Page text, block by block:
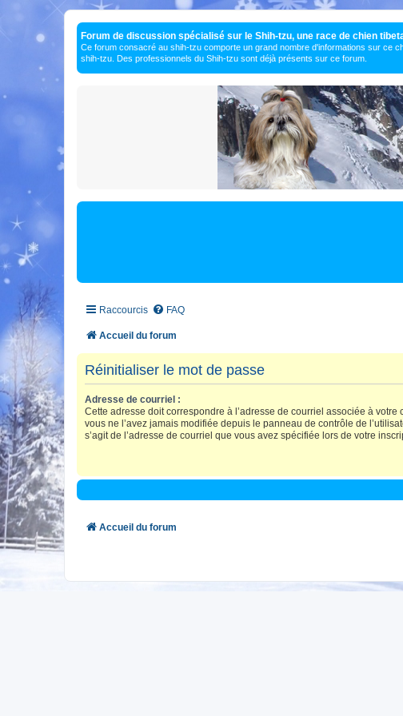
Forum de discussion spécialisé sur le Shih-tzu, une race de chien
Ce forum consacré au shih-tzu comporte un grand nombre d'informations sur ce
shih-tzu. Des professionnels du Shih-tzu sont déjà présents sur ce forum.
Raccourcis FAQ
Accueil du forum
Réinitialiser le mot de passe
Adresse de courriel :
Cette adresse doit correspondre à l’adresse de courriel associée à votre
vous ne l’avez jamais modifiée depuis le panneau de contrôle de
s’agit de l’adresse de courriel que vous avez spécifiée lors de votre
Accueil du forum